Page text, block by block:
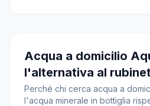
Acqua a domicilio
l'alternativa al
Perché chi cerca acqua a
l'acqua minerale in bottiglia